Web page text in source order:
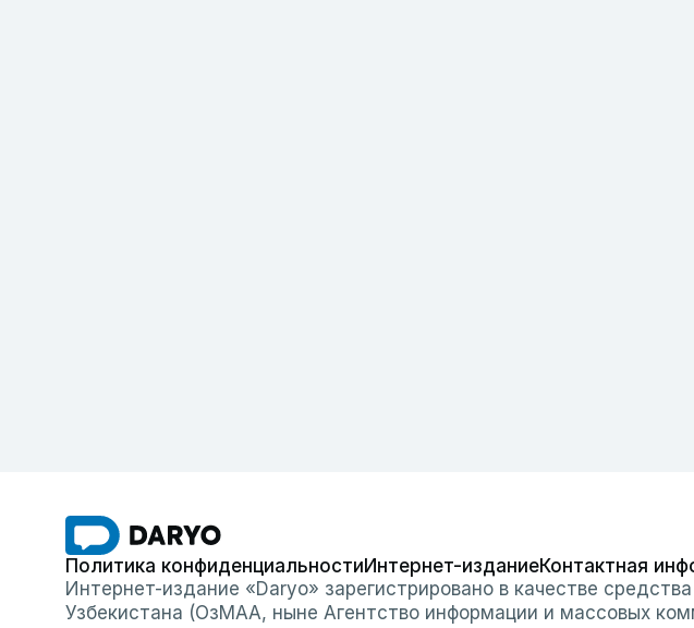
Политика конфиденциальностиИнтернет-изданиеКонтактная
Интернет-издание «Daryo» зарегистрировано в качестве
Узбекистана (ОзМАА, ныне Агентство информации и массовых